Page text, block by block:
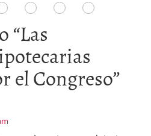
“Las
el Congreso”